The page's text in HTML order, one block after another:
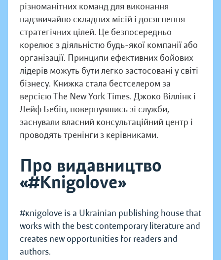
різноманітних команд для виконання
надзвичайно складних місій і досягнення
стратегічних цілей. Це безпосередньо
корелює з діяльністю будь-якої компанії або
організації. Принципи ефективних бойових
лідерів можуть бути легко застосовані у світі
бізнесу. Книжка стала бестселером за
версією The New York Times. Джоко Віллінк і
Лейф Бебін, повернувшись зі служби,
заснували власний консультаційний центр і
проводять тренінги з керівниками.
Про видавництво
«#Knigolove»
#кnigolove is a Ukrainian publishing house that
works with the best contemporary literature and
creates new opportunities for readers and
authors.